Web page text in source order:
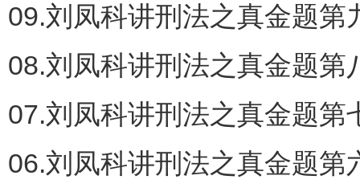
09.刘凤科讲刑法之真金题第
08.刘凤科讲刑法之真金题第
07.刘凤科讲刑法之真金题第
06.刘凤科讲刑法之真金题第